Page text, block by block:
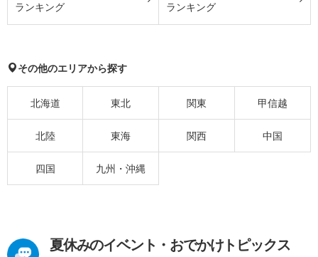
ランキング ランキング
その他のエリアから探す
北海道 東北 関東 甲信越
北陸 東海 関西 中国
四国 九州・沖縄
夏休みのイベント・おでかけトピックス